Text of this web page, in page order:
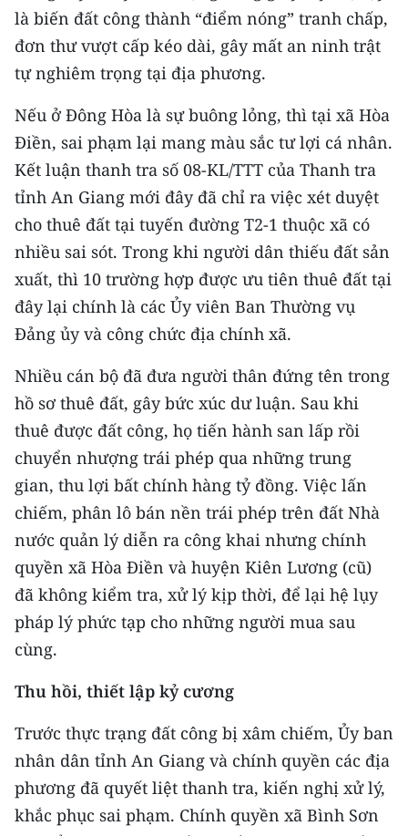
TIN MỚI
TIN ĐỊA PHƯƠNG
Trung du và miền núi phía Bắc
Đồng bằng sông Hồng
Bắc Trung Bộ
Duyên hải Nam Trung Bộ và Tây
Nguyên
Đông Nam Bộ
Đồng bằng sông Cửu Long
Chuyên trang Hà Nội
Chuyên trang TP. Hồ Chí Minh
CHUYÊN ĐỀ
CÁC CHUYÊN TRANG
VỀ BÁO NHÂN DÂN
THỜI NAY
NHÂN DÂN CUỐI TUẦN
NHÂN DÂN HẰNG THÁNG
MUA BÁO
ĐỌC BÁO IN
là biến đất công thành “điểm nóng” tranh chấp,
đơn thư vượt cấp kéo dài, gây mất an ninh trật
tự nghiêm trọng tại địa phương.
Nếu ở Đông Hòa là sự buông lỏng, thì tại xã Hòa
Điền, sai phạm lại mang màu sắc tư lợi cá nhân.
Kết luận thanh tra số 08-KL/TTT của Thanh tra
tỉnh An Giang mới đây đã chỉ ra việc xét duyệt
cho thuê đất tại tuyến đường T2-1 thuộc xã có
nhiều sai sót. Trong khi người dân thiếu đất sản
xuất, thì 10 trường hợp được ưu tiên thuê đất tại
đây lại chính là các Ủy viên Ban Thường vụ
Đảng ủy và công chức địa chính xã.
Nhiều cán bộ đã đưa người thân đứng tên trong
hồ sơ thuê đất, gây bức xúc dư luận. Sau khi
thuê được đất công, họ tiến hành san lấp rồi
chuyển nhượng trái phép qua những trung
gian, thu lợi bất chính hàng tỷ đồng. Việc lấn
chiếm, phân lô bán nền trái phép trên đất Nhà
nước quản lý diễn ra công khai nhưng chính
quyền xã Hòa Điền và huyện Kiên Lương (cũ)
đã không kiểm tra, xử lý kịp thời, để lại hệ lụy
pháp lý phức tạp cho những người mua sau
cùng.
Thu hồi, thiết lập kỷ cương
Trước thực trạng đất công bị xâm chiếm, Ủy ban
nhân dân tỉnh An Giang và chính quyền các địa
phương đã quyết liệt thanh tra, kiến nghị xử lý,
khắc phục sai phạm. Chính quyền xã Bình Sơn